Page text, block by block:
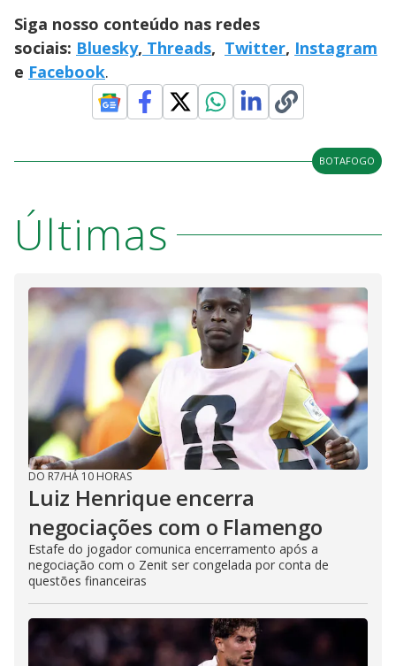
Siga nosso conteúdo nas redes
sociais: Bluesky, Threads, Twitter, Instagram
e Facebook.
BOTAFOGO
Últimas
DO R7/HÁ 10 HORAS
Luiz Henrique encerra
negociações com o Flamengo
Estafe do jogador comunica encerramento após a
negociação com o Zenit ser congelada por conta de
questões financeiras